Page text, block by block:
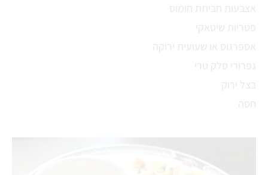
אצבעות חביתת חומוס
פטריות שיטאקי
אספרגוס או שעועית ירוקה
גפרורי סלק טרי
בצל ירוק
חסה